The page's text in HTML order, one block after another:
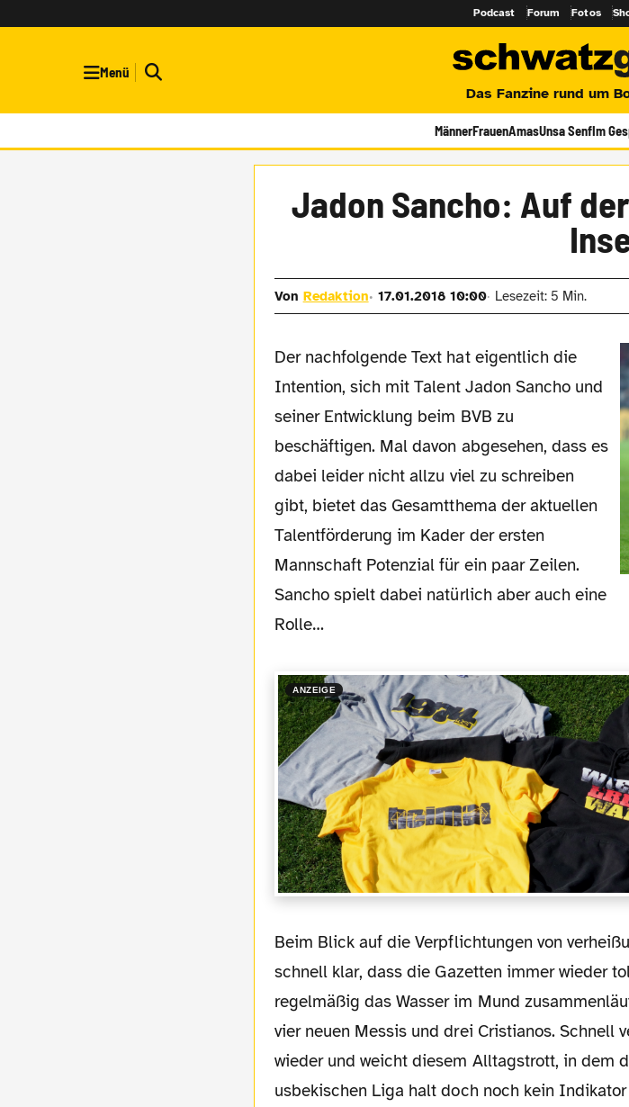
Podcast Forum Fotos
Menü
Das Fanzine rund um
MännerFrauenAmasUnsa SenfIm
​Jadon Sancho: Auf
Von Redaktion 17.01.2018 10:00 Lesezeit: 5 Min.
Der nachfolgende Text hat eigentlich die
Intention, sich mit Talent Jadon Sancho und
seiner Entwicklung beim BVB zu
beschäftigen. Mal davon abgesehen, dass es
dabei leider nicht allzu viel zu schreiben
gibt, bietet das Gesamtthema der aktuellen
Talentförderung im Kader der ersten
Mannschaft Potenzial für ein paar Zeilen.
Sancho spielt dabei natürlich aber auch eine
Rolle…
ANZEIGE
Beim Blick auf die Verpflichtungen von verheißungsvollen Nachwuchskickern wird relativ
schnell klar, dass die Gazetten immer wieder
regelmäßig das Wasser im Mund
vier neuen Messis und drei Cristianos. Schnell
wieder und weicht diesem Alltagstrott, in dem
usbekischen Liga halt doch noch kein